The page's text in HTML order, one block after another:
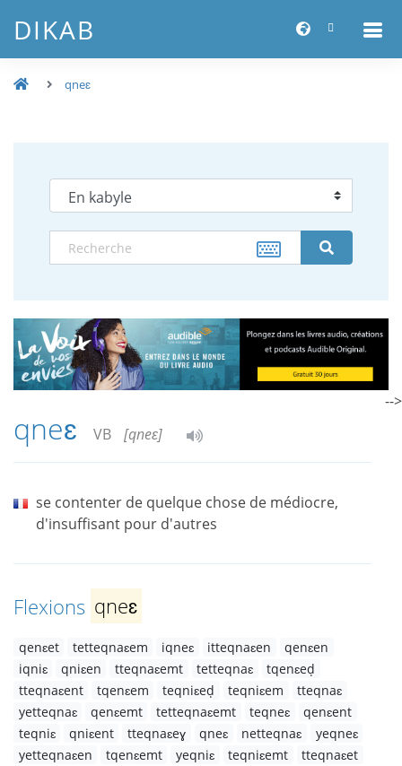
DIKAB
qneɛ
qneɛ VB [qneɛ]
se contenter de quelque chose de médiocre,
d'insuffisant pour d'autres
Flexions qneɛ
qenɛet tetteqnaɛem iqneɛ itteqnaɛen
qenɛen
iqniɛ
qniɛen tteqnaɛemt tetteqnaɛ
tqenɛeḍ
tteqnaɛent
tqenɛem teqniɛeḍ teqniɛem
tteqnaɛ
yetteqnaɛ
qenɛemt tetteqnaɛemt teqneɛ
qenɛent
teqniɛ
qniɛent tteqnaɛeɣ qneɛ netteqnaɛ
yeqneɛ
yetteqnaɛen
tqenɛemt yeqniɛ teqniɛemt
tteqnaɛet
-->